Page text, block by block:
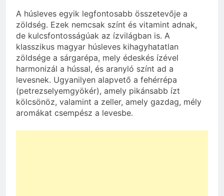
A húsleves egyik legfontosabb összetevője a
zöldség. Ezek nemcsak színt és vitamint adnak,
de kulcsfontosságúak az ízvilágban is. A
klasszikus magyar húsleves kihagyhatatlan
zöldsége a sárgarépa, mely édeskés ízével
harmonizál a hússal, és aranyló színt ad a
levesnek. Ugyanilyen alapvető a fehérrépa
(petrezselyemgyökér), amely pikánsabb ízt
kölcsönöz, valamint a zeller, amely gazdag, mély
aromákat csempész a levesbe.